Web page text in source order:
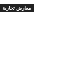
معارض تجارية